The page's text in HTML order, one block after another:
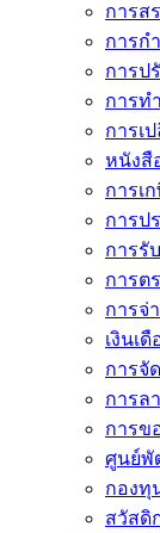
การส
การก
การป
การท
การเ
หนังสื
การเ
การป
การรั
การต
การจ่
เงินเ
การจั
การลา
การข
ศูนย์พั
กองทุ
สวัสดิ